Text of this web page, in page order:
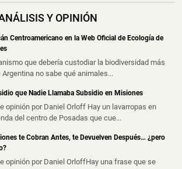
Motociclistas Resultaron Heridos tras un
ago 2026
tras protagoniz...
Laboral Durante la Poda de un Árbol
a un Trabajador Gravemente Herido
ago 2026
sufrió graves lesiones tras caer desde
metros de altura mie...
Y OPINIÓN
Centroamericano en la Web Oficial de Ecología de
que debería custodiar la biodiversidad más
Argentina no sabe qué animales...
que Nadie Llamaba Subsidio en Misiones
opinión por Daniel Orloff Hay un lavarropas en
del centro de Posadas que cue...
te Cobran Antes, te Devuelven Después… ¿pero
opinión por Daniel OrloffHay una frase que se